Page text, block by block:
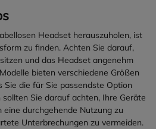
Headset herauszuholen, ist
zu finden. Achten Sie darauf,
und das Headset angenehm
bieten verschiedene Größen
Sie die für Sie passendste Option
Sie darauf achten, Ihre Geräte
durchgehende Nutzung zu
Unterbrechungen zu vermeiden.